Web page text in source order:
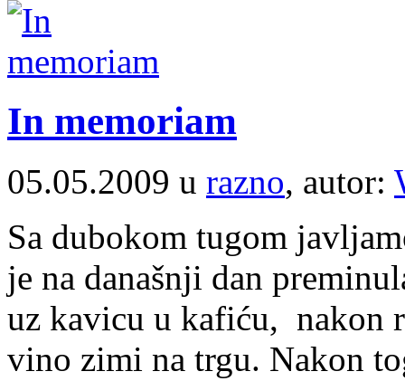
In memoriam
05.05.2009 u razno, autor:
Sa dubokom tugom
je na današnji dan
uz kavicu u kafiću, nakon
vino zimi na trgu. Nakon